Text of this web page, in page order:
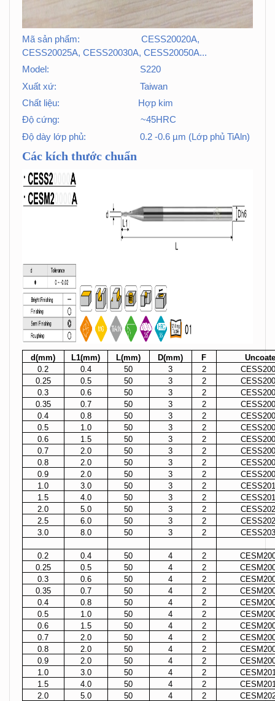
Mã sản phẩm: CESS20020A,
CESS20025A, CESS20030A, CESS20050A...
Model: S220
Xuất xứ: Taiwan
Chất liệu: Hợp kim
Độ cứng: ~45HRC
Độ dày lớp phủ: 0.2 -0.6 µm (Lớp phủ TiAln)
Các kích thước chuẩn
d(mm) L1(mm) L(mm) D(mm) F
0.2
0.4 50 3 2
0.25
0.5 50 3 2
0.3
0.6 50 3 2
0.35
0.7 50 3 2
0.4
0.8 50 3 2
0.5
1.0 50 3 2
0.6
1.5 50 3 2
0.7
2.0 50 3 2
0.8
2.0 50 3 2
0.9
2.0 50 3 2
1.0
3.0 50 3 2
1.5
4.0 50 3 2
2.0
5.0 50 3 2
2.5
6.0 50 3 2
3.0
8.0 50 3 2
0.2 0.4 50 4 2
0.25
0.5 50 4 2
0.3
0.6 50 4 2
0.35
0.7 50 4 2
0.4
0.8 50 4 2
0.5
1.0 50 4 2
0.6
1.5 50 4 2
0.7
2.0 50 4 2
0.8
2.0 50 4 2
0.9
2.0 50 4 2
1.0
3.0 50 4 2
1.5
4.0 50 4 2
2.0
5.0 50 4 2